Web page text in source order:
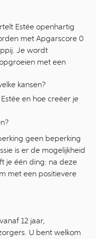
Estée openhartig
met Apgarscore 0
Je wordt
met een
kansen?
en hoe creëer je
geen beperking
is er de mogelijkheid
je één ding: na deze
met een positievere
12 jaar,
U bent welkom